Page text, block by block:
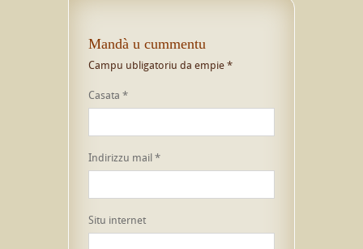
Mandà u cummentu
Campu ubligatoriu da empie*
Casata *
Indirizzu mail*
Situ internet